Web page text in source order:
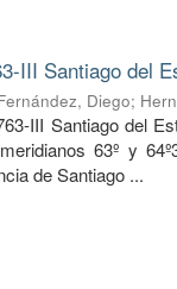
III Santiago del
Diego;
III Santiago del
63º y
de Santiago ...